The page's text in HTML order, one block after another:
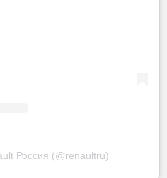
Россия (@renaultru)